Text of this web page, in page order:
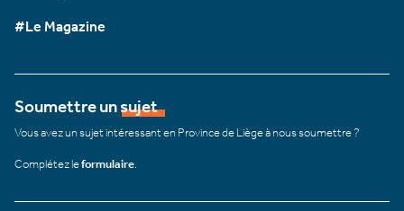
#Le Magazine
Soumettre un sujet
Vous avez un sujet intéressant en Province de Liège à nous soumettre ?
Complétez leformulaire